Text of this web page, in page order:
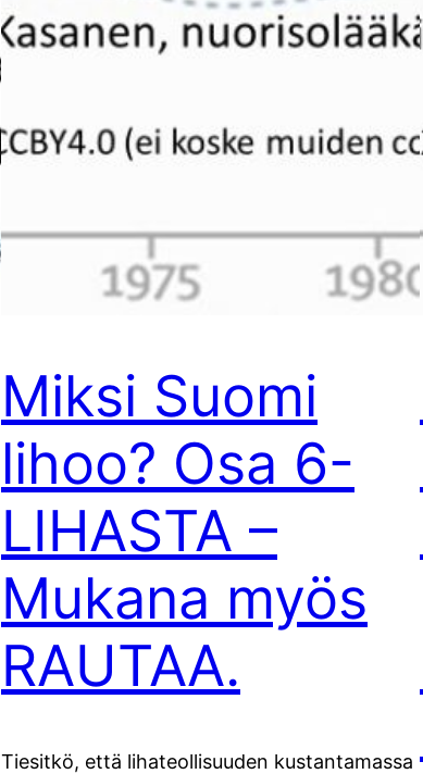
Miksi Suomi
lihoo? Osa 6-
LIHASTA –
Mukana myös
RAUTAA.
Tiesitkö, että lihateollisuuden kustantamassa